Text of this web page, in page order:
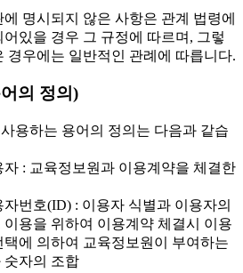
에 명시되지 않은 사항은 관계 법령에
어있을 경우 그 규정에 따르며, 그렇
경우에는 일반적인 관례에 따릅니다.
의 정의)
용하는 용어의 정의는 다음과 같습
: 교육정보원과 이용계약을 체결한
번호(ID) : 이용자 식별과 이용자의
이용을 위하여 이용계약 체결시 이용
택에 의하여 교육정보원이 부여하는
숫자의 조합